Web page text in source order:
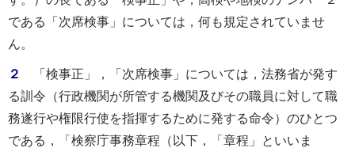
である「次席検事」については，何も規定されていませ
ん。
２
「検事正」，「次席検事」については，法務省が発す
る訓令（行政機関が所管する機関及びその職員に対して職
務遂行や権限行使を指揮するために発する命令）のひとつ
である，「検察庁事務章程（以下，「章程」といいま